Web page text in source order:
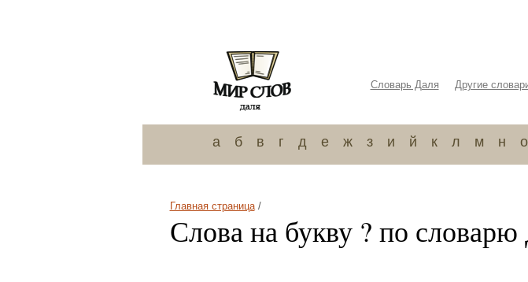
Словарь Даля Другие
а б в г д е ж з и й к л м н о
Главная страница/
Слова на букву ? по